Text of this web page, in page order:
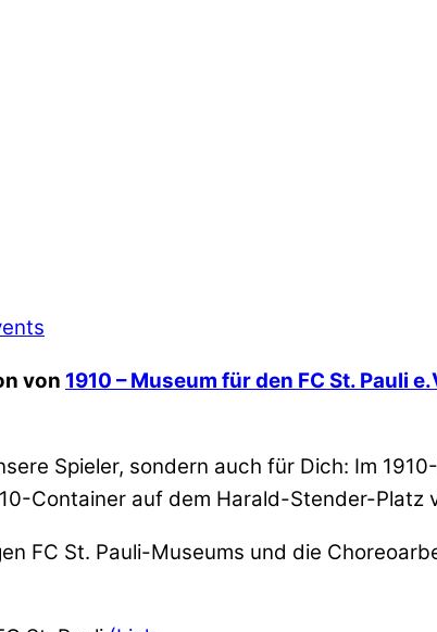
von 1910 – Museum für den FC St. Pauli
Spieler, sondern auch für Dich: Im
Container auf dem Harald-Stender-Platz
FC St. Pauli-Museums und die